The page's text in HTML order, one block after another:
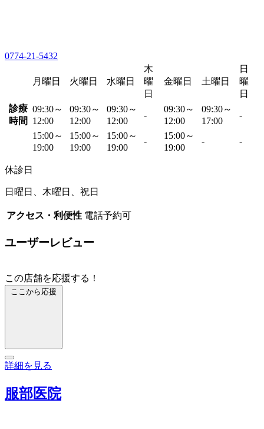
0774-21-5432
月曜日 火曜日 水曜日
木
曜
日
金曜日 土曜日
日
曜
日
診療
時間
09:30～
12:00
09:30～
12:00
09:30～
12:00
-
09:30～
12:00
09:30～
17:00
-
15:00～
19:00
15:00～
19:00
15:00～
19:00
-
15:00～
19:00
- -
休診日
日曜日、木曜日、祝日
アクセス・利便性 電話予約可
ユーザーレビュー
この店舗を応援する！
ここから応援
詳細を見る
服部医院